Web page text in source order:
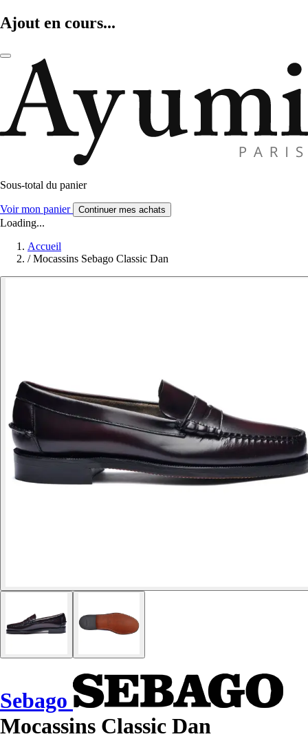
Ajout en cours...
Sous-total du panier
Voir mon panier Continuer mes achats
Loading...
Accueil
/ Mocassins Sebago Classic Dan
Sebago
Mocassins Classic Dan